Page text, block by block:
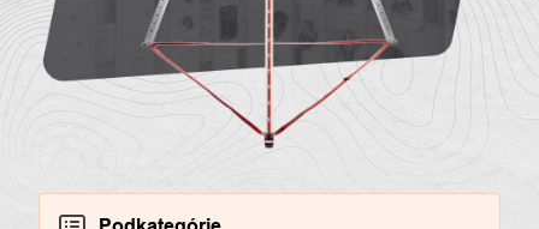
nás
Kontakty